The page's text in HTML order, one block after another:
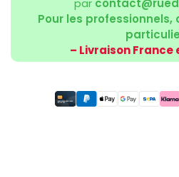
par
Pour les
– Livraison France